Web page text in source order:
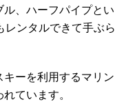
ル、ハーフパイプとい
レンタルできて手ぶら
ーを利用するマリン
ています。